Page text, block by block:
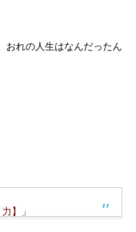
おれの人生はなんだったん
】」